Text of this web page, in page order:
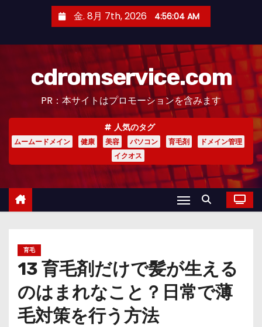
金. 8月 7th, 2026 4:56:05 AM
cdromservice.com
PR：本サイトはプロモーションを含みます
人気のタグ
ムームードメイン 健康 美容 パソコン 育毛剤
ドメイン管理
イクオス
育毛
13 育毛剤だけで髪が生える
のはまれなこと？日常で薄
毛対策を行う方法